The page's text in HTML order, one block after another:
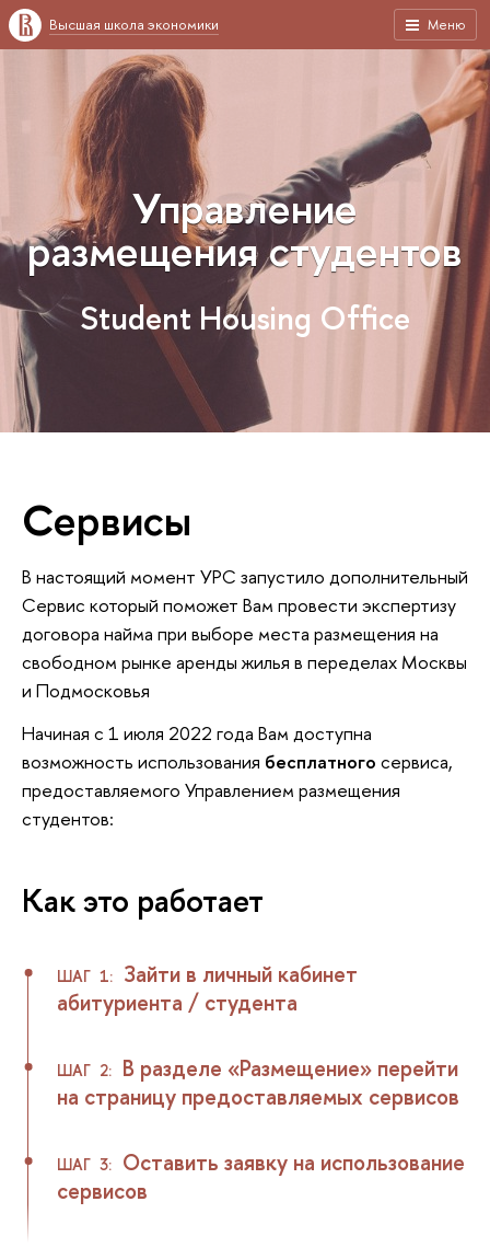
Меню
Высшая школа экономики
Управление
размещения студентов
Student Housing Office
Сервисы
В настоящий момент УРС запустило дополнительный
Сервис который поможет Вам провести экспертизу
договора найма при выборе места размещения на
свободном рынке аренды жилья в переделах Москвы
и Подмосковья
Начиная c 1 июля 2022 года Вам доступна
возможность использования бесплатного сервиса,
предоставляемого Управлением размещения
студентов:
Как это работает
ШАГ 1:Зайти в личный кабинет
абитуриента / студента
ШАГ 2:В разделе «Размещение» перейти
на страницу предоставляемых сервисов
ШАГ 3:Оставить заявку на использование
сервисов